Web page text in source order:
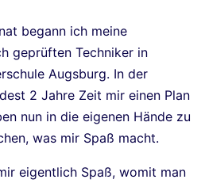
begann ich meine
geprüften Techniker in
Augsburg. In der
2 Jahre Zeit mir einen Plan
nun in die eigenen Hände zu
was mir Spaß macht.
eigentlich Spaß, womit man